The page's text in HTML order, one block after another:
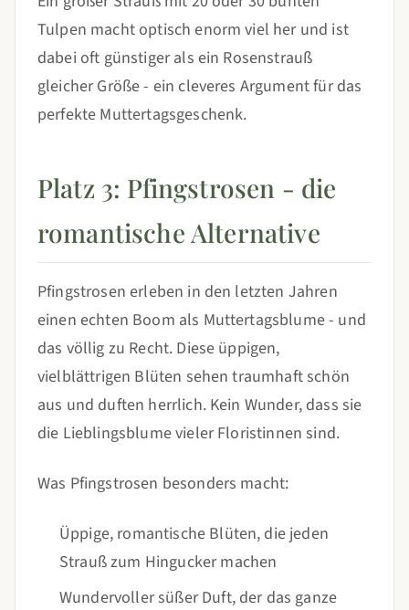
Tulpen macht optisch enorm viel her und ist
dabei oft günstiger als ein Rosenstrauß
gleicher Größe - ein cleveres Argument für das
perfekte Muttertagsgeschenk.
Platz 3: Pfingstrosen - die
romantische Alternative
Pfingstrosen erleben in den letzten Jahren
einen echten Boom als Muttertagsblume - und
das völlig zu Recht. Diese üppigen,
vielblättrigen Blüten sehen traumhaft schön
aus und duften herrlich. Kein Wunder, dass sie
die Lieblingsblume vieler Floristinnen sind.
Was Pfingstrosen besonders macht:
Üppige, romantische Blüten, die jeden
Strauß zum Hingucker machen
Wundervoller süßer Duft, der das ganze